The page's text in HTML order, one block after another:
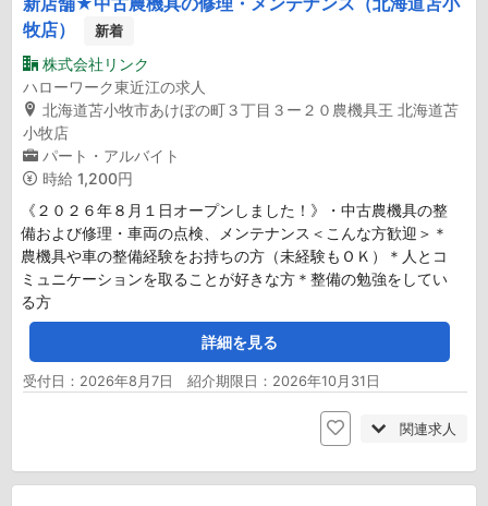
牧店）
新着
株式会社リンク
ハローワーク東近江の求人
北海道苫小牧市あけぼの町３丁目３ー２０農機具王 北海道苫
小牧店
パート・アルバイト
時給 1,200円
《２０２６年８月１日オープンしました！》・中古農機具の整
備および修理・車両の点検、メンテナンス＜こんな方歓迎＞＊
農機具や車の整備経験をお持ちの方（未経験もＯＫ）＊人とコ
ミュニケーションを取ることが好きな方＊整備の勉強をしてい
る方
詳細を見る
受付日：2026年8月7日 紹介期限日：2026年10月31日
関連求人